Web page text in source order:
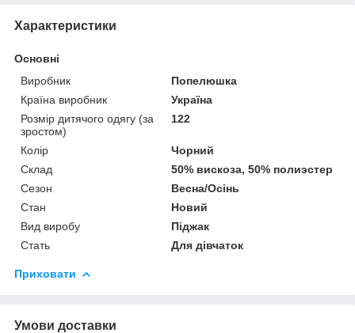
Характеристики
Основні
Виробник
Попелюшка
Країна виробник
Україна
Розмір дитячого одягу (за
зростом)
122
Колір
Чорний
Склад
50% вискоза, 50% полиэстер
Сезон
Весна/Осінь
Стан
Новий
Вид виробу
Піджак
Стать
Для дівчаток
Приховати
Умови доставки